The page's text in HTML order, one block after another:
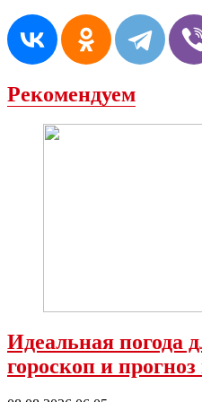
Рекомендуем
Идеальная погода
гороскоп и прогноз